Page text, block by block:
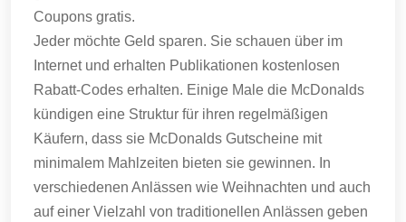
Coupons gratis.
Jeder möchte Geld sparen. Sie schauen über im
Internet und erhalten Publikationen kostenlosen
Rabatt-Codes erhalten. Einige Male die McDonalds
kündigen eine Struktur für ihren regelmäßigen
Käufern, dass sie McDonalds Gutscheine mit
minimalem Mahlzeiten bieten sie gewinnen. In
verschiedenen Anlässen wie Weihnachten und auch
auf einer Vielzahl von traditionellen Anlässen geben